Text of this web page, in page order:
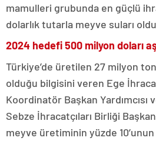
mamulleri grubunda en güçlü
dolarlık tutarla meyve suları oldu.
2024 hedefi 500 milyon doları
Türkiye’de üretilen 27 milyon
olduğu bilgisini veren Ege
Koordinatör Başkan Yardımcısı
Sebze İhracatçıları Birliği
meyve üretiminin yüzde